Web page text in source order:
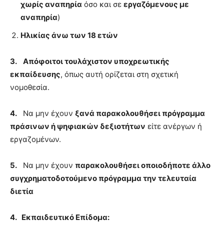
χωρίς αναπηρία όσο και σε εργαζόμενους με
αναπηρία)
Ηλικίας άνω των 18 ετών
3. Απόφοιτοι τουλάχιστον υποχρεωτικής
εκπαίδευσης, όπως αυτή ορίζεται στη σχετική
νομοθεσία.
4. Να μην έχουν ξανά παρακολουθήσει πρόγραμμα
πράσινων ή ψηφιακών δεξιοτήτων είτε ανέργων ή
εργαζομένων.
5. Να μην έχουν παρακολουθήσει οποιοδήποτε άλλο
συγχρηματοδοτούμενο πρόγραμμα την τελευταία
διετία
4. Εκπαιδευτικό Επίδομα: